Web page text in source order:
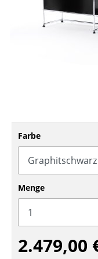
Hocker
Schaukelstühle
Bürodrehstühle
Bürosessel
Einzelteile
... alle Sitzmöbel
Farbe
Menge
2.479,00